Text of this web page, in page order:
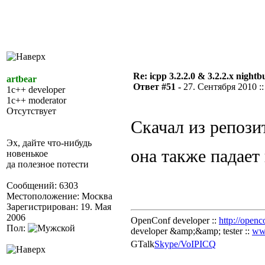
artbear
1c++ developer
1c++ moderator
Отсутствует
Эх, дайте что-нибудь
новенькое
да полезное потести
Сообщений: 6303
Местоположение: Москва
Зарегистрирован: 19. Мая
2006
Пол:
Re: icpp 3.2.2.0 & 3.2.2.x
Ответ #51 - 27. Сентября 2010
Скачал из
она также
OpenConf developer :: http://
developer &amp;&amp; tester ::
GTalkSkype/VoIPICQ